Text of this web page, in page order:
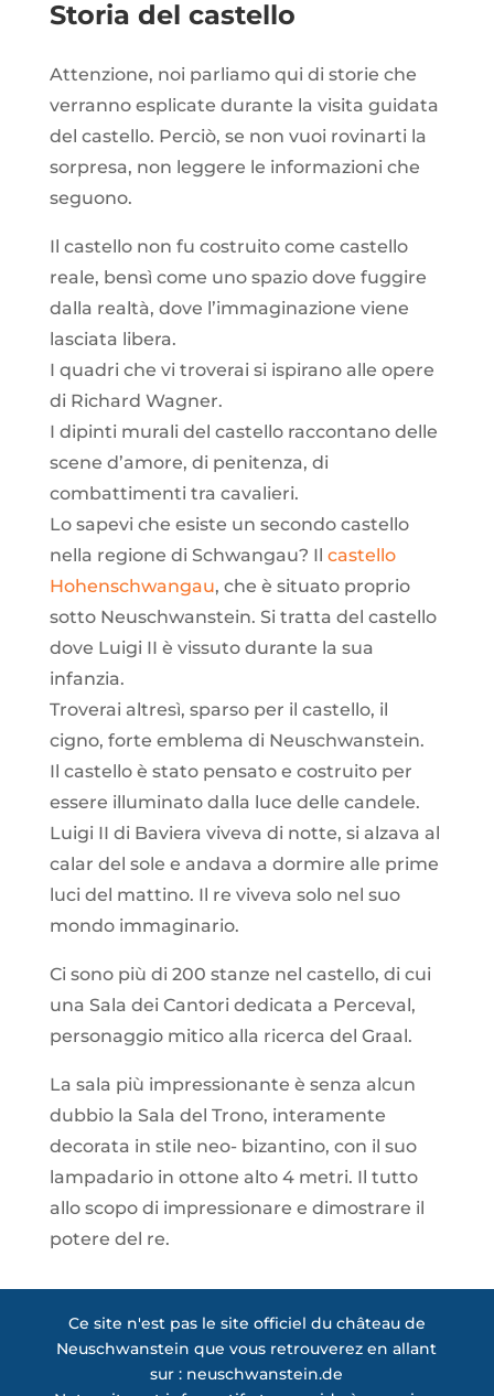
Storia del castello
Attenzione, noi parliamo qui di storie che
verranno esplicate durante la visita guidata
del castello. Perciò, se non vuoi rovinarti la
sorpresa, non leggere le informazioni che
seguono.
Il castello non fu costruito come castello
reale, bensì come uno spazio dove fuggire
dalla realtà, dove l ’immaginazione viene
lasciata libera.
I quadri che vi troverai si ispirano alle opere
di Richard Wagner.
I dipinti murali del castello raccontano delle
scene d’amore, di penitenza, di
combattimenti tra cavalieri.
Lo sapevi che esiste un secondo castello
nella regione di Schwangau? Il castello
Hohenschwangau, che è situato proprio
sotto Neuschwanstein. Si tratta del castello
dove Luigi II è vissuto durante la sua
infanzia.
Troverai altresì, sparso per il castello, il
cigno, forte emblema di Neuschwanstein.
Il castello è stato pensato e costruito per
essere illuminato dalla luce delle candele.
Luigi II di Baviera viveva di notte, si alzava al
calar del sole e andava a dormire alle prime
luci del mattino. Il re viveva solo nel suo
mondo immaginario.
Ci sono più di 200 stanze nel castello, di cui
una Sala dei Cantori dedicata a Perceval,
personaggio mitico alla ricerca del Graal.
La sala più impressionante è senza alcun
dubbio la Sala del Trono, interamente
decorata in stile neo- bizantino, con il suo
lampadario in ottone alto 4 metri. Il tutto
allo scopo di impressionare e dimostrare il
potere del re.
Ce site n'est pas le site officiel du château de
Neuschwanstein que vous retrouverez en allant
sur : neuschwanstein.de